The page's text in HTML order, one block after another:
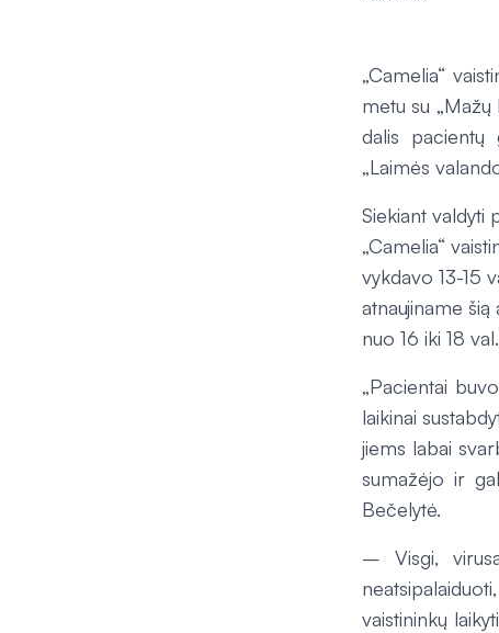
„Camelia“
metu su
dalis pacientų
„Laimės
Siekiant valdyti
„Camelia“
vykdavo 13-15
atnaujiname
nuo 16 iki 18 val.
„Pacientai
laikinai
jiems labai
sumažėjo ir
Bečelytė.
– Visgi,
vaistininkų